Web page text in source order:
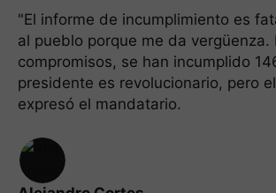
"El informe de incumplimiento es
al pueblo porque me da vergüenza.
compromisos, se han incumplido
presidente es revolucionario, pero
expresó el mandatario.